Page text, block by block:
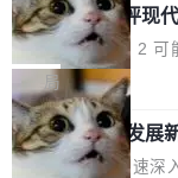
功率段机身尺寸十分
巧机身有效提升市面
业化营销服务的需求
的同时,服务商的竞争
Agency年度合辑的观
者最近的载体,在整个
高了。全域营销服务
度,案例厚度、全域
n 这条推文引发了广
话，他是说出了一个
破的事实。 Jordan
「我不认为这些会议
或造假。问题是，作
看起来最令人兴奋的
xAI 前工程师评现
3 开源项目
Flash Attention 2 可
这句话不是来自某个
Pham 的一条推文。
的早期工程师之一，
工作过。近日他在 X
局
共商智能硬件发展
硬件开发者日杭州
随着万物智联加速深